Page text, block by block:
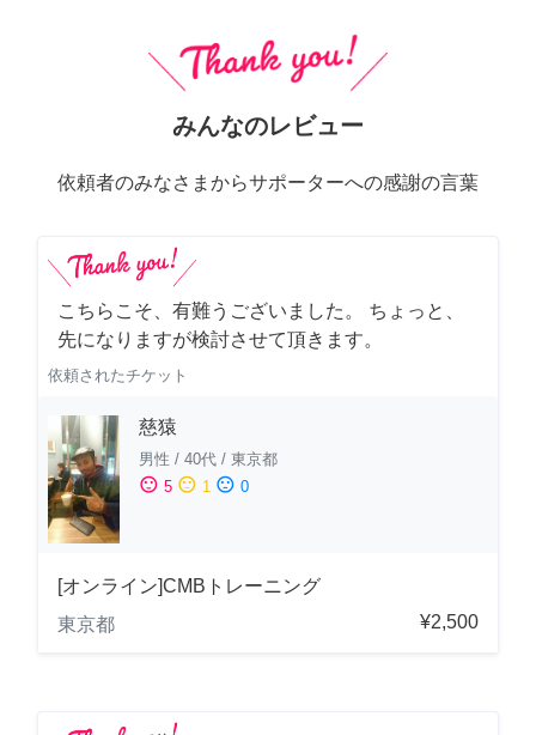
みんなのレビュー
依頼者のみなさまからサポーターへの感謝の言葉
こちらこそ、有難うございました。 ちょっと、
先になりますが検討させて頂きます。
依頼されたチケット
慈猿
男性 / 40代 / 東京都
sentiment_satisfied 5 sentiment_neutral 1 sentiment_dissatisfied 0
[オンライン]CMBトレーニング
東京都
¥2,500